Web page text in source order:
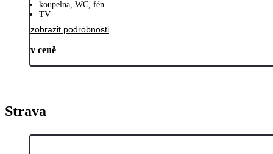
koupelna, WC, fén
TV
zobrazit podrobnosti
v ceně
Strava